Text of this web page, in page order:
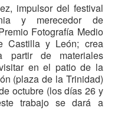
impulsor del festival
y merecedor de
Fotografía Medio
Castilla y León; crea
partir de materiales
en el patio de la
(plaza de la Trinidad)
octubre (los días 26 y
trabajo se dará a